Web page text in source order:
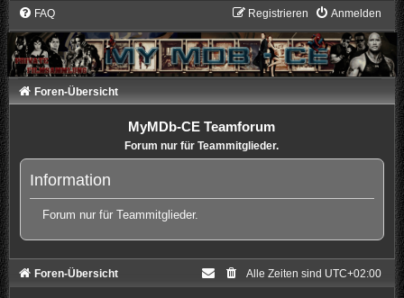
FAQ Anmelden
Registrieren
Foren-Übersicht
MyMDb-CE Teamforum
Forum nur für Teammitglieder.
Information
Forum nur für Teammitglieder.
Foren-Übersicht Alle Zeiten sind UTC+02:00